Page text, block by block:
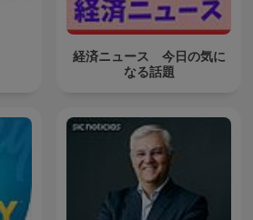
経済ニュース 今日の気に
なる話題